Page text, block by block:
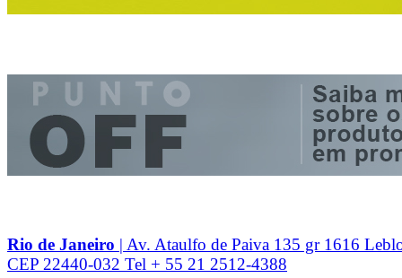
Rio de Janeiro | Av. Ataulfo de Paiva 135 gr 1616
CEP 22440-032 Tel + 55 21 2512-4388